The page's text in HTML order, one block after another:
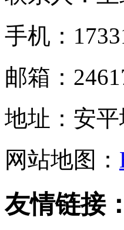
手机：
邮箱：
地址：安
网站地图：
友情链接：